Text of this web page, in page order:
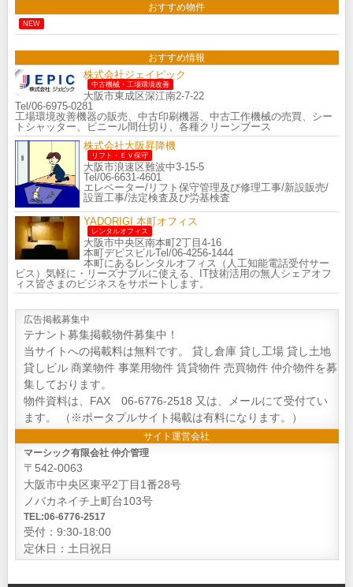
おすすめ物件
NEW
おすすめ情報
株式会社ジェイピック
中古機械・工場環境改善
大阪市東成区深江南2-7-22
Tel/06-6975-0281
工場環境改善機器の販売、中古印刷機器、中古工作機械の売買、シー
トシャッター、ビニール間仕切り、各種クリーンブース
株式会社大阪昇降機
リフト・ＥＶ保守
大阪市浪速区難波中3-15-5
Tel/06-6631-4601
エレベーター/リフト保守管理及び修理工事/新設販売/
設置工事/法定検査及び労基検査
YADORIGI 本町オフィス
レンタルオフィス
大阪市中央区南本町2丁目4-16
本町デビスビルTel/06-4256-1444
本町にあるレンタルオフィス（人工知能電話受付サー
ビス）気軽に・リーズナブルに使える、IT技術活用の無人シェアオフ
ィス皆さまのビジネスをサポートします。
広告掲載募集中
テナント募集掲載物件募集中！
当サイトへの掲載料は無料です。 貸し倉庫 貸し工場 貸し土地
貸しビル 商業物件 事業用物件 賃貸物件 売買物件 仲介物件を募
集しております。
物件資料は、FAX 06-6776-2518 又は、メールにて受付てい
ます。 （※ポータプルサイト掲載は有料になります。）
サイト運営会社
マーシック有限会社 仲介管理
〒542-0063
大阪市中央区東平2丁目1番28号
ノバカネイチ上町台103号
TEL:06-6776-2517
受付：9:30-18:00
定休日：土日祝日